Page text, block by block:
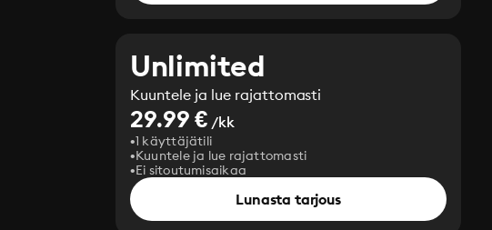
Unlimited
Kuuntele ja lue rajattomasti
29.99 € /kk
1 käyttäjätili
Kuuntele ja lue rajattomasti
Ei sitoutumisaikaa
Lunasta tarjous